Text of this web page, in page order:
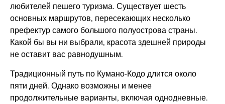
любителей пешего туризма. Существует шесть
основных маршрутов, пересекающих несколько
префектур самого большого полуострова страны.
Какой бы вы ни выбрали, красота здешней природы
не оставит вас равнодушным.
Традиционный путь по Кумано-Кодо длится около
пяти дней. Однако возможны и менее
продолжительные варианты, включая однодневные.